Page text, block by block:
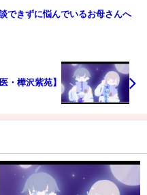
できずに悩んでいるお母さんへ
・樺沢紫苑】